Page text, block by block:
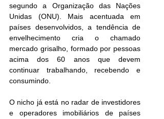
segundo a Organização das Nações
Unidas (ONU). Mais acentuada em
países desenvolvidos, a tendência de
envelhecimento cria o chamado
mercado grisalho, formado por pessoas
acima dos 60 anos que devem
continuar trabalhando, recebendo e
consumindo.
O nicho já está no radar de investidores
e operadores imobiliários de países